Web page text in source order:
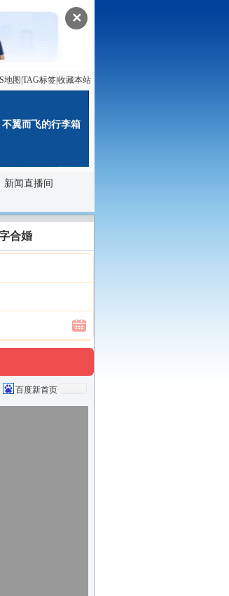
✕
地图 TAG标签收藏本站
不翼而飞的行李箱
新闻直播间
合婚
百度新首页